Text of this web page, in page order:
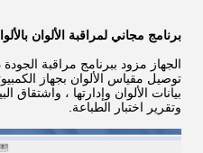
برنامج مجاني لمراقبة الألوان
الجهاز مزود ببرنامج مراقبة
توصيل مقياس الألوان بجهاز
بيانات الألوان وإدارتها ، واشتقاق
وتقرير اختبار الطباعة.